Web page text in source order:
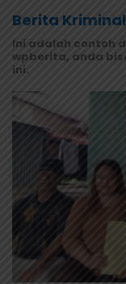
Berita Kriminal
Ini adalah contoh
wpberita, anda
ini.